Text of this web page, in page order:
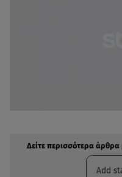
Δείτε περισσότερα
Add